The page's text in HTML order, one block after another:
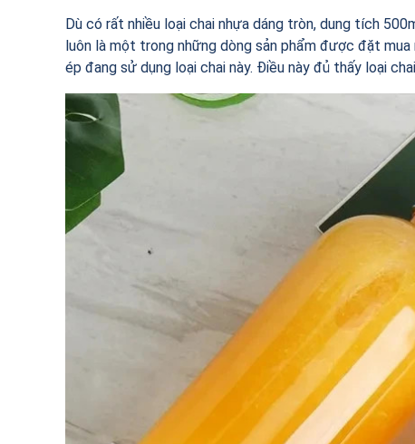
Dù có rất nhiều loại chai nhựa dáng tròn, dung tích
luôn là một trong những dòng sản phẩm được đặt mua
ép đang sử dụng loại chai này. Điều này đủ thấy loại